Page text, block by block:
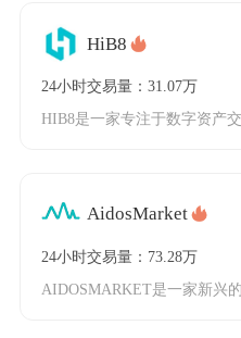
HiB8
24小时交易量：31.07万
AidosMarket
24小时交易量：73.28万